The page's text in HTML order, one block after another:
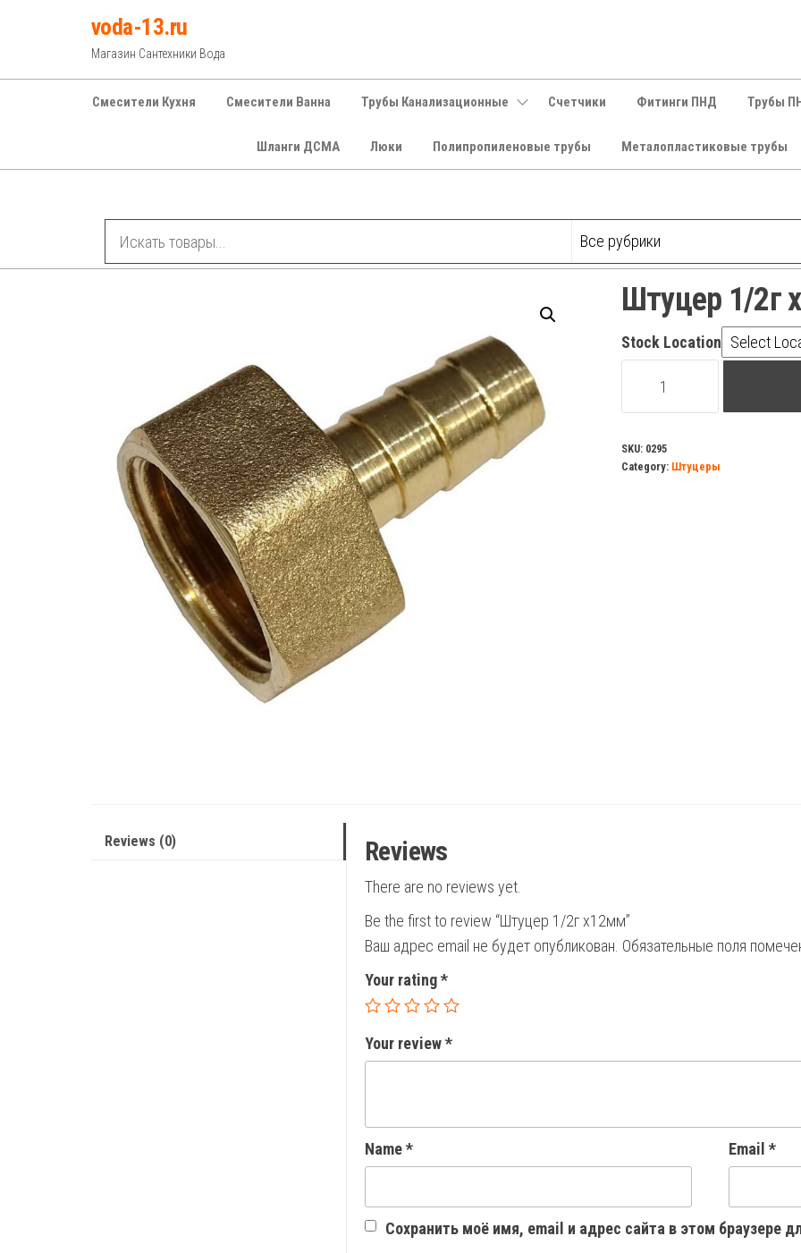
voda-13.ru
Магазин Сантехники Вода
Смесители Кухня Смесители Ванна Трубы Канализационные Счетчики Фитинги ПНД Трубы
Шланги ДСМА Люки Полипропиленовые трубы Металопластиковые трубы
Штуцер 1/2г
Stock Location
quantity
SKU: 0295
Category: Штуцеры
Reviews (0) Reviews
There are no reviews yet.
Be the first to review “Штуцер 1/2г х12мм”
Ваш адрес email не будет опубликован. Обязательные поля
Your rating*
Your review*
Name* Email *
Сохранить моё имя, email и адрес сайта в этом браузере